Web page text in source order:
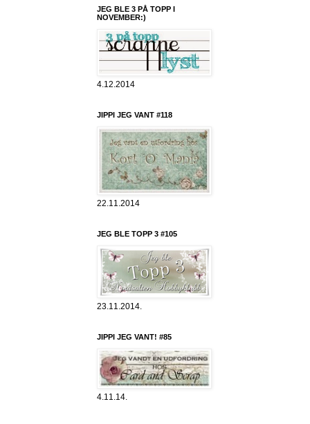
JEG BLE 3 PÅ TOPP I
NOVEMBER:)
4.12.2014
JIPPI JEG VANT #118
22.11.2014
JEG BLE TOPP 3 #105
23.11.2014.
JIPPI JEG VANT! #85
4.11.14.